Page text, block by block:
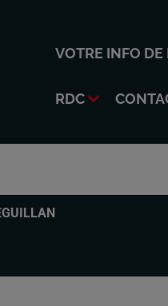
VOTRE INFO DE
RDC